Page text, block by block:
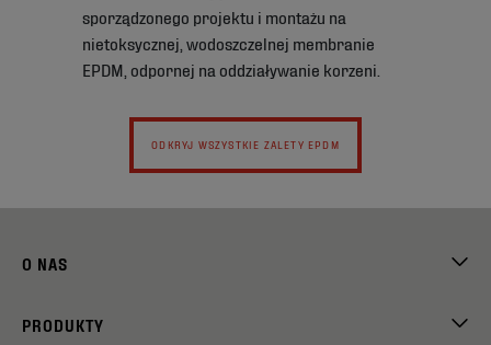
sporządzonego projektu i montażu na
nietoksycznej, wodoszczelnej membranie
EPDM, odpornej na oddziaływanie korzeni.
ODKRYJ WSZYSTKIE ZALETY EPDM
O NAS
PRODUKTY